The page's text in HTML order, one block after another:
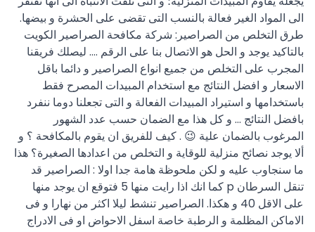
الى المواد الغير فعالة بالنسب التى تقضى على الحشرة و بيضها.
طرق التخلص من الصراصير: شركة مكافحة الصراصير الكويت
بالتاكيد يوجد و الحل هو الاتصال بنا على الرقم …. ليصلك فريقنا
المجرب على التخلص من جميع انواع الصراصير و دائما باقل
الاسعار و افضل النتائج مع استخدام المبيدات المصرح فقط
باستخدامها و استيراد المبيدات الفعالة و التى تجعلنا دوما ننفرد
بافضل النتائج … و كل هذا مع الضمان حسب عدد الشهور
المرغوب بالضمان علية 😉 . كيف للفريق ان يقوم بالمكافحة ؟ و
ألا يوجد نصائح منزلية للوقاية و التخلص من اعدادها الصغيرة؟ هذا
ما سنجاوب عليه و لكن ملحوظة هامة جدا اولا : الصراصير قد
تنقل السرطان p كما انك اذا رايت منها 5 فتوقع ان يوجد منها
على الاقل 40 و هكذا. الصراصير تنشط ليلا اكثر من نهارا و فى
الاماكن المظلمة و الرطبة خاصة اسفل الاحواض او فى الادراج